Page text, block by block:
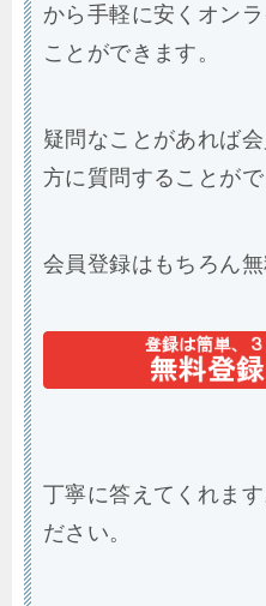
から手軽に安くオン
ことができます。
疑問なことがあれば
方に質問することがで
会員登録はもちろん無
丁寧に答えてくれま
ださい。